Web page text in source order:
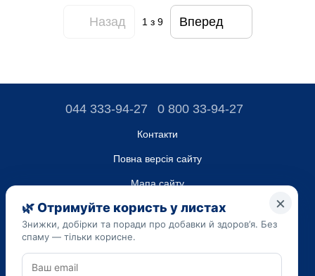
Назад 1 з 9 Вперед
044 333-94-27 0 800 33-94-27
Контакти
Повна версія сайту
Мапа сайту
ТОВ “ДО ЮА”,
Код ЄДРПОУ 45223262
Дата реєстрації 14.09.2023
Наведена на сайті dobavki.ua інформація носить виключно